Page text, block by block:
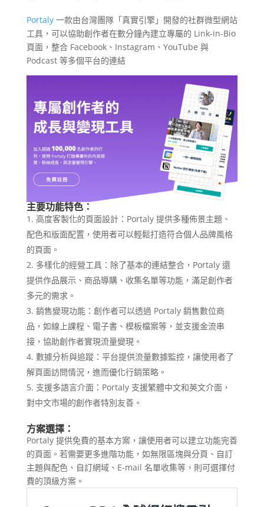
Portaly一款由台灣團隊「真實引擎」開發的社群微型網站
工具，可以協助創作者在數分鐘內建立專屬的 Link-in-Bio
頁面，整合 Facebook、Instagram、YouTube 與
Podcast 等多個平台的連結
主要功能特色：
高度客製化的頁面設計：Portaly 提供多種佈景主題、
配色和版面配置，使用者可以輕鬆打造符合個人品牌風格
的頁面。
多樣化的經營工具：除了基本的連結整合，Portaly 還
提供作品展示、商品導購、收集名單等功能，滿足創作者
多元的需求。
銷售變現功能：創作者可以透過 Portaly 銷售數位商
品，如線上課程、電子書、模板檔案等，並支援金流串
接，協助創作者實現流量變現。
數據分析與追蹤：平台提供流量數據監控，讓使用者了
解頁面訪問情況，進而優化行銷策略。
支援多語言介面：Portaly 支援繁體中文和英文介面，
對中文市場的創作者特別友善。
方案選擇：
Portaly 提供免費的基本方案，讓使用者可以建立功能完善
的頁面。若需要更多進階功能，如無限區塊與分頁、自訂
主題與配色、自訂網域、E-mail 名單收集等，則可選擇付
費的頂級方案。